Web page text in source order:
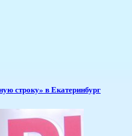
строку» в Екатеринбург